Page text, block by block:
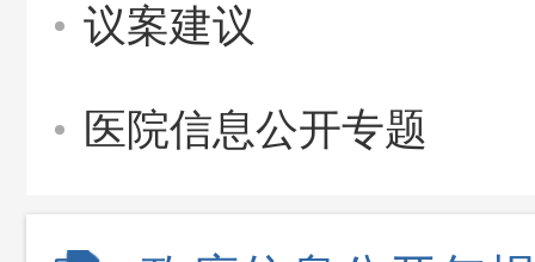
议案建议
医院信息公开专题